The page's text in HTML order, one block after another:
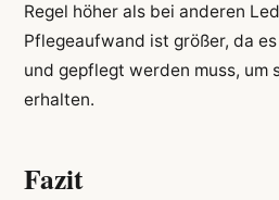
Regel höher als bei anderen
Pflegeaufwand ist größer, da
und gepflegt werden muss, um
erhalten.
Fazit